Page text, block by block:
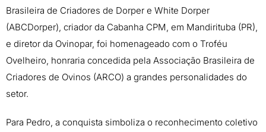
Brasileira de Criadores de Dorper e White Dorper
(ABCDorper), criador da Cabanha CPM, em Mandirituba (PR),
e diretor da Ovinopar, foi homenageado com o Troféu
Ovelheiro, honraria concedida pela Associação Brasileira de
Criadores de Ovinos (ARCO) a grandes personalidades do
setor.
Para Pedro, a conquista simboliza o reconhecimento coletivo